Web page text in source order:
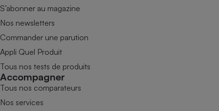
S’abonner au magazine
Nos newsletters
Commander une parution
Appli Quel Produit
Tous nos tests de produits
Accompagner
Tous nos comparateurs
Nos services